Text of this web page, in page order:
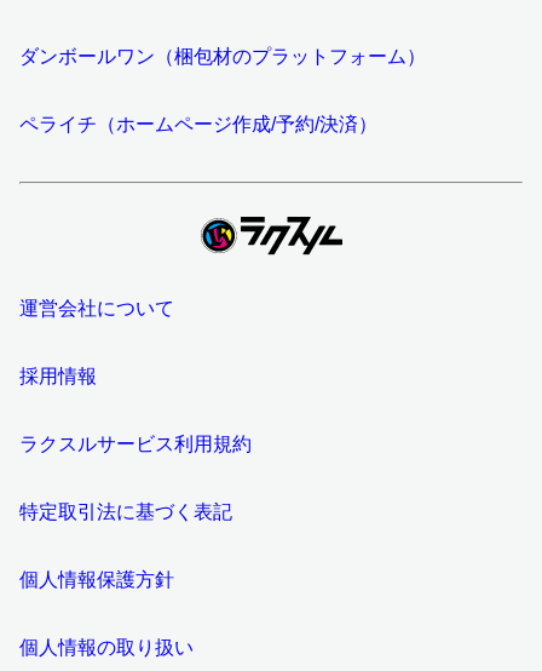
ダンボールワン（梱包材のプラットフォーム）
ペライチ（ホームページ作成/予約/決済）
運営会社について
採用情報
ラクスルサービス利用規約
特定取引法に基づく表記
個人情報保護方針
個人情報の取り扱い